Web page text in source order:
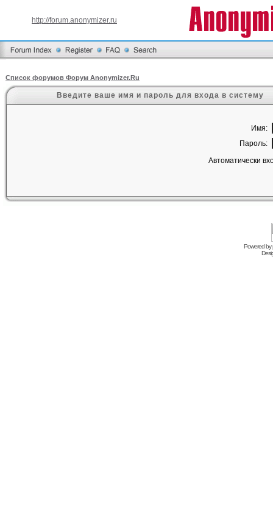
http://forum.anonymizer.ru
Список форумов Форум Anonymizer.Ru
Введите ваше имя и пароль для входа в систему
Имя:
Пароль:
Автоматически
Powered by